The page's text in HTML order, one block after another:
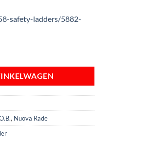
safety-ladders/5882-
, Nuova Rade